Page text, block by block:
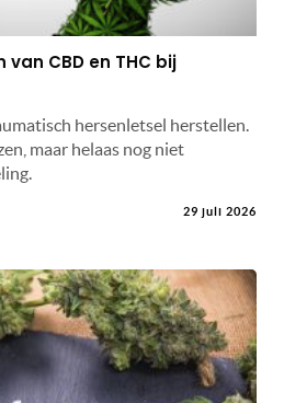
CBD en THC bij
hersenletsel herstellen.
maar helaas nog niet
29 juli 2026